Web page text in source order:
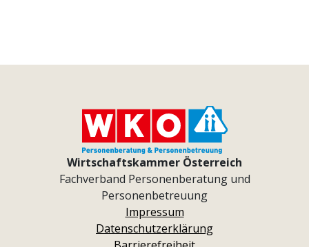
Wirtschaftskammer Österreich
Fachverband Personenberatung und
Personenbetreuung
Impressum
Datenschutzerklärung